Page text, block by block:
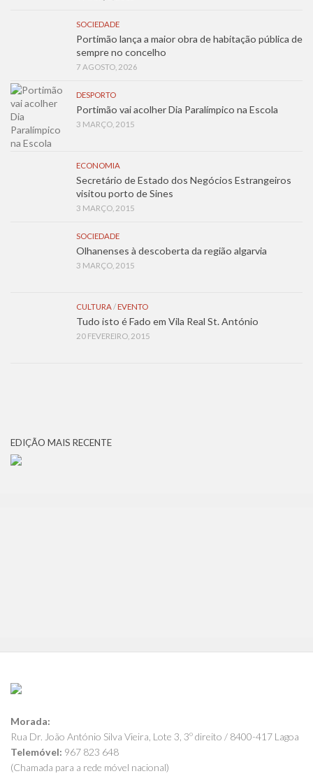
SOCIEDADE
Portimão lança a maior obra de habitação pública de
sempre no concelho
7 AGOSTO, 2026
DESPORTO
Portimão vai acolher Dia Paralímpico na Escola
3 MARÇO, 2015
ECONOMIA
Secretário de Estado dos Negócios Estrangeiros
visitou porto de Sines
3 MARÇO, 2015
SOCIEDADE
Olhanenses à descoberta da região algarvia
3 MARÇO, 2015
CULTURA/ EVENTO
Tudo isto é Fado em Vila Real St. António
20 FEVEREIRO, 2015
EDIÇÃO MAIS RECENTE
Morada:
Rua Dr. João António Silva Vieira, Lote 3, 3º direito / 8400-417 Lagoa
Telemóvel: 967 823 648
(Chamada para a rede móvel nacional)